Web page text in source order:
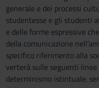
raccolto dal tuo utilizzo
generale e dei processi
studentesse e gli studenti
e delle forme espressive
della comunicazione
specifico riferimento alla
verterà sulle seguenti
determinismo istintuale: